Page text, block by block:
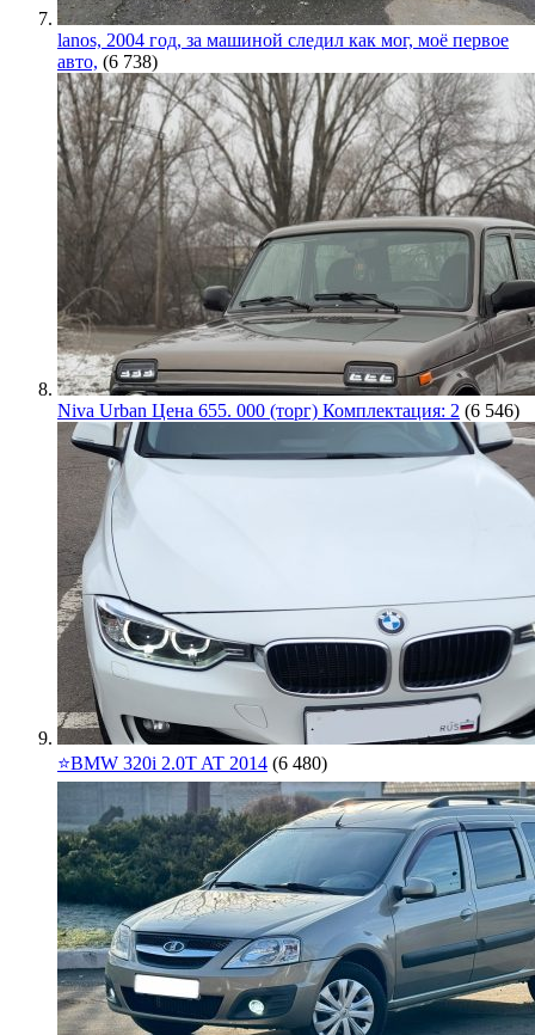
lanos, 2004 год, за машиной следил как мог, моё первое
авто, (6 738)
Niva Urban Цена 655. 000 (торг) Комплектация: 2 (6 546)
⭐️BMW 320i 2.0T AT 2014 (6 480)